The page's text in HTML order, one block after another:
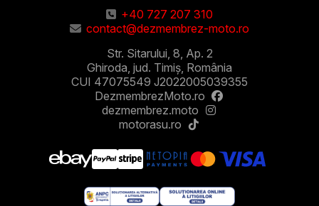
+40 727 207 310
contact@dezmembrez-moto.ro
Str. Sitarului, 8, Ap. 2
Ghiroda, jud. Timiș, România
CUI 47075549 J2022005039355
DezmembrezMoto.ro
dezmembrez.moto
motorasu.ro